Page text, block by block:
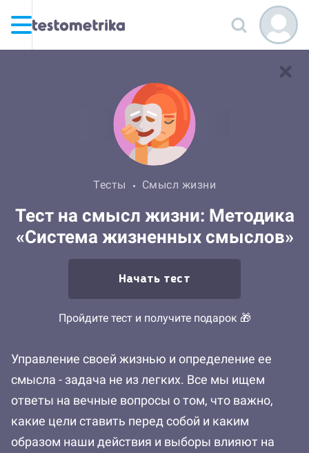
Тесты Смысл жизни
Тест на смысл жизни: Методика
«Система жизненных смыслов»
Начать тест
Пройдите тест и получите подарок 🎁
Управление своей жизнью и определение ее
смысла - задача не из легких. Все мы ищем
ответы на вечные вопросы о том, что важно,
какие цели ставить перед собой и каким
образом наши действия и выборы влияют на